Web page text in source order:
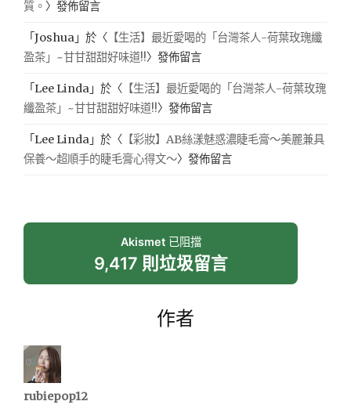
質。 〉發佈留言
「Joshua 」於〈 【生活】最近愛喝的「台灣茶人-荷葉玫瑰纖
盈茶」~甘甘甜甜好味道!!〉發佈留言
「Lee Linda 」於〈 【生活】最近愛喝的「台灣茶人-荷葉玫瑰
纖盈茶」~甘甘甜甜好味道!!〉發佈留言
「Lee Linda 」於〈 【彩妝】AB絲漾魅惑濃睫毛膏～美麗兼具
保養～超順手的睫毛膏心得文～〉發佈留言
Akismet已阻擋
9,417 則垃圾留言
作者
rubiepop12